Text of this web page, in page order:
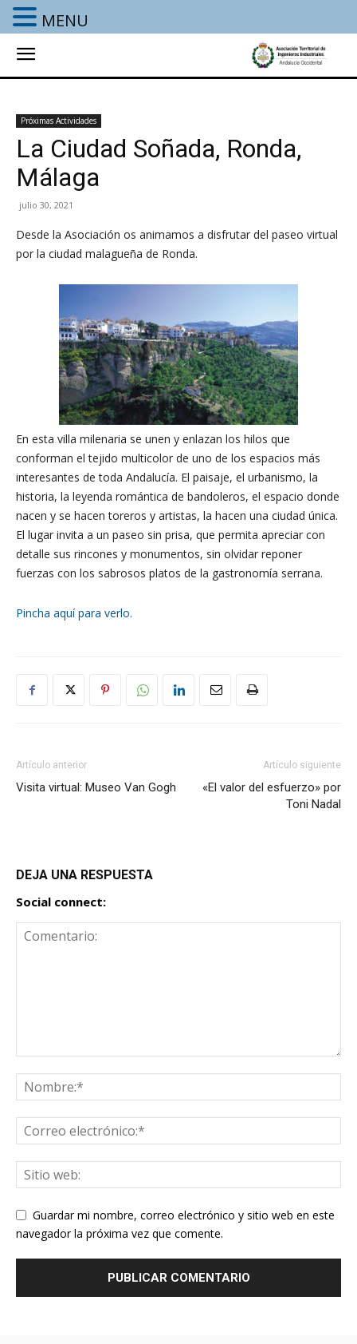
Próximas Actividades
La Ciudad Soñada, Ronda,
Málaga
julio 30, 2021
Desde la Asociación os animamos a disfrutar del paseo virtual
por la ciudad malagueña de Ronda.
En esta villa milenaria se unen y enlazan los hilos que
conforman el tejido multicolor de uno de los espacios más
interesantes de toda Andalucía. El paisaje, el urbanismo, la
historia, la leyenda romántica de bandoleros, el espacio donde
nacen y se hacen toreros y artistas, la hacen una ciudad única.
El lugar invita a un paseo sin prisa, que permita apreciar con
detalle sus rincones y monumentos, sin olvidar reponer
fuerzas con los sabrosos platos de la gastronomía serrana.
Pincha aquí para verlo.
Artículo anterior
Visita virtual: Museo Van Gogh
Artículo siguiente
«El valor del esfuerzo» por
Toni Nadal
DEJA UNA RESPUESTA
Social connect:
Guardar mi nombre, correo electrónico y sitio web en este
navegador la próxima vez que comente.
MENU